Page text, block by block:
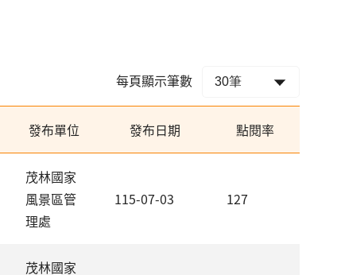
每頁顯示筆數
發布單位 發布日期 點閱率
茂林國家
風景區管
理處
115-07-03 127
茂林國家